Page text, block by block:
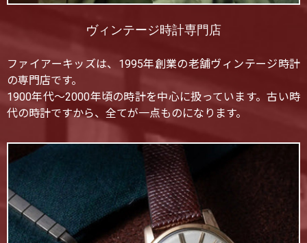
ヴィンテージ時計専門店
ファイアーキッズは、1995年創業の老舗ヴィンテージ時計
の専門店です。
1900年代〜2000年頃の時計を中心に扱っています。古い時
代の時計ですから、全てが一点ものになります。